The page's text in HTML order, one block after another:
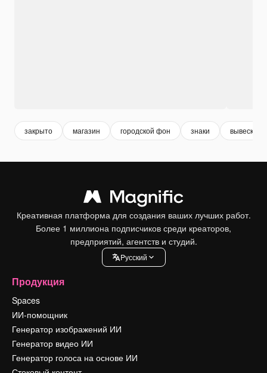
закрыто магазин городской фон знаки вывеска
Креативная платформа для создания ваших лучших работ.
Более 1 миллиона подписчиков среди креаторов,
предприятий, агентств и студий.
Pусский
Продукция
Spaces
ИИ-помощник
Генератор изображений ИИ
Генератор видео ИИ
Генератор голоса на основе ИИ